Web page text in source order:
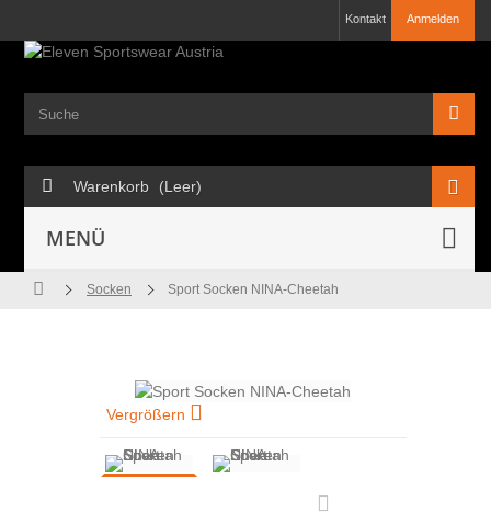
Anmelden
Kontakt
Warenkorb (Leer)
MENÜ
Socken Sport Socken NINA-Cheetah
Vergrößern